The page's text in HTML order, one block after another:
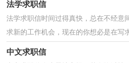
法学求职信
法学求职信时间过得真快，总在不经意
求新的工作机会，现在的你想必是在写
中文求职信